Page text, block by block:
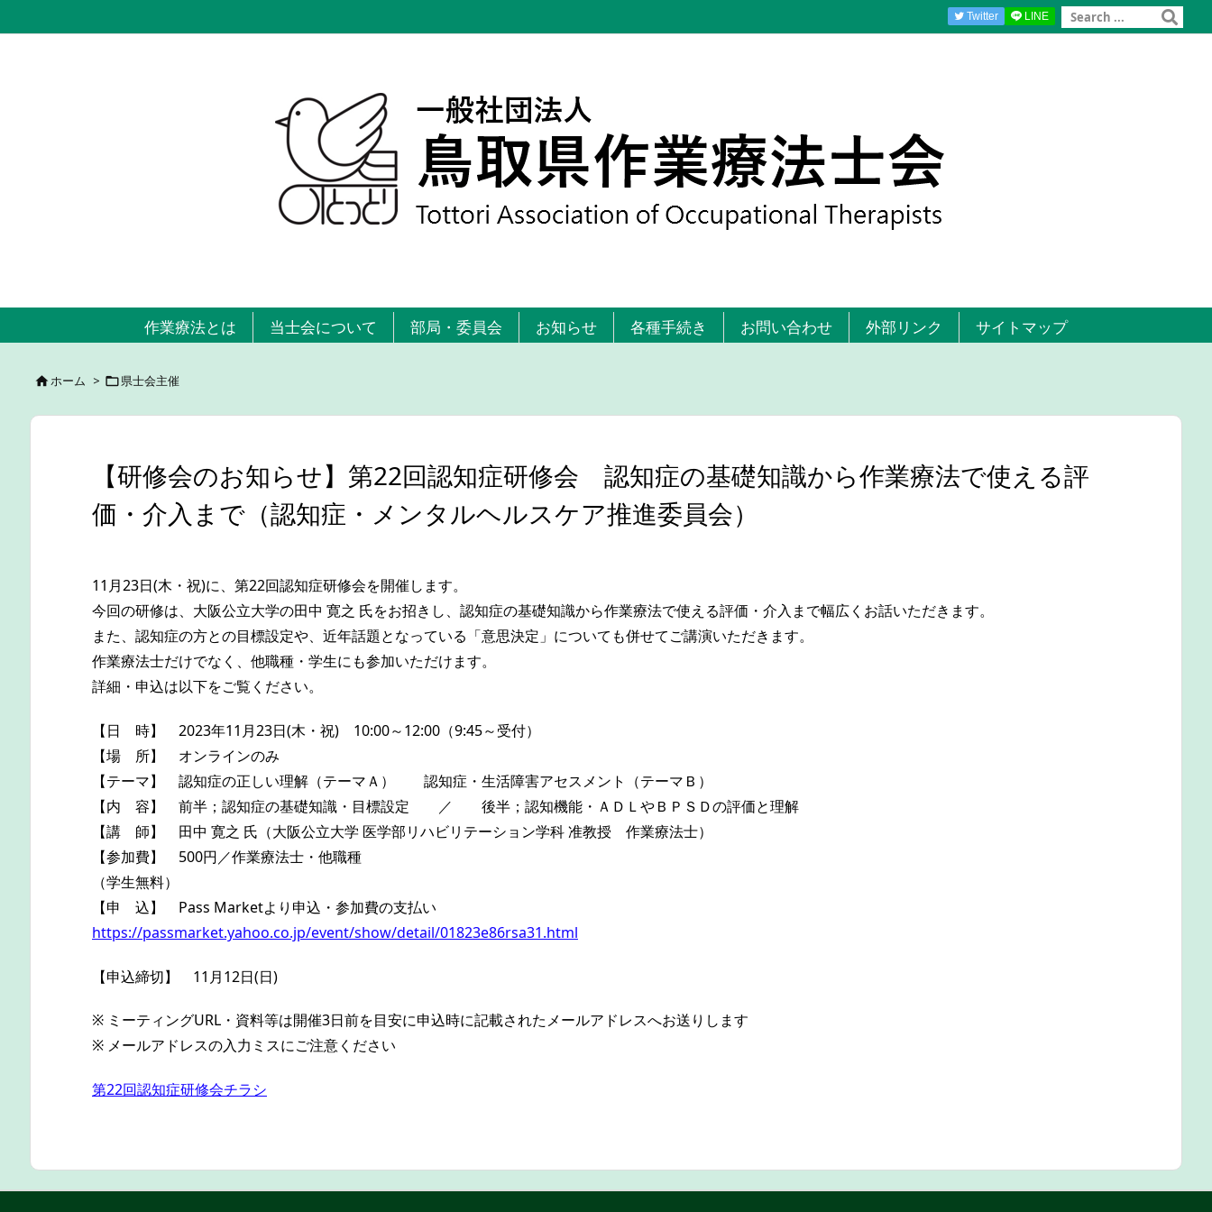
作業療法とは 当士会について 部局・委員会 お知らせ 各種手続き お問い合わせ 外部リンク サイトマップ
Twitter LINE
ホーム > 県士会主催
【研修会のお知らせ】第22回認知症研修会 認知症の基礎知識から作業療法で使える評
価・介入まで（認知症・メンタルヘルスケア推進委員会）
11月23日(木・祝)に、第22回認知症研修会を開催します。
今回の研修は、大阪公立大学の田中 寛之 氏をお招きし、認知症の基礎知識から作業療法で使える評価・介入まで幅広くお話いただきます。
また、認知症の方との目標設定や、近年話題となっている「意思決定」についても併せてご講演いただきます。
作業療法士だけでなく、他職種・学生にも参加いただけます。
詳細・申込は以下をご覧ください。
【日 時】 2023年11月23日(木・祝) 10:00～12:00（9:45～受付）
【場 所】 オンラインのみ
【テーマ】 認知症の正しい理解（テーマＡ） 認知症・生活障害アセスメント（テーマＢ）
【内 容】 前半；認知症の基礎知識・目標設定 ／ 後半；認知機能・ＡＤＬやＢＰＳＤの評価と理解
【講 師】 田中 寛之 氏（大阪公立大学 医学部リハビリテーション学科 准教授 作業療法士）
【参加費】 500円／作業療法士・他職種
（学生無料）
【申 込】 Pass Marketより申込・参加費の支払い
https://passmarket.yahoo.co.jp/event/show/detail/01823e86rsa31.html
【申込締切】 11月12日(日)
※ ミーティングURL・資料等は開催3日前を目安に申込時に記載されたメールアドレスへお送りします
※ メールアドレスの入力ミスにご注意ください
第22回認知症研修会チラシ